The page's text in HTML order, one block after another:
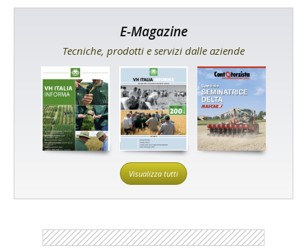
E-Magazine
Tecniche, prodotti e servizi dalle aziende
Visualizza tutti